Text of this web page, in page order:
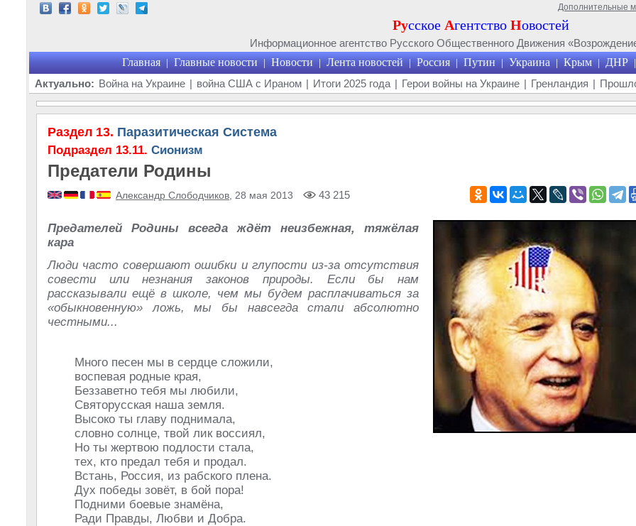
Дополнительные
Русское Агентство Новостей
Информационное агентство Русского Общественного Движения
Главная | Главные новости | Новости | Лента новостей | Россия | Путин | Украина | Крым | ДНР |
Актуально: Война на Украине | война США с Ираном | Итоги 2025 года | Герои войны на Украине | Гренландия |
Раздел 13. Паразитическая Система
Подраздел 13.11. Сионизм
Предатели Родины
Александр Слободчиков , 28 мая 2013 43 215
Предателей Родины всегда ждёт неизбежная, тяжёлая
кара
Люди часто совершают ошибки и глупости из-за отсутствия
совести или незнания законов природы. Если бы нам
рассказывали ещё в школе, чем мы будем расплачиваться за
«обыкновенную» ложь, мы бы навсегда стали абсолютно
честными...
Много песен мы в сердце сложили,
воспевая родные края,
Беззаветно тебя мы любили,
Святорусская наша земля.
Высоко ты главу поднимала,
словно солнце, твой лик воссиял,
Но ты жертвою подлости стала,
тех, кто предал тебя и продал.
Встань, Россия, из рабского плена.
Дух победы зовёт, в бой пора!
Подними боевые знамёна,
Ради Правды, Любви и Добра.